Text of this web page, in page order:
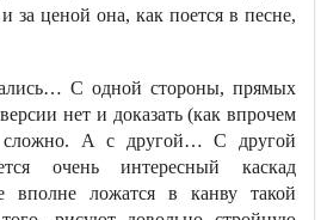
за ценой она, как поется в песне,
С одной стороны, прямых
нет и доказать (как впрочем
сложно. А с другой… С другой
очень интересный каскад
вполне ложатся в канву такой